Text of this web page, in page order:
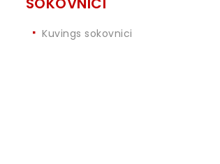
Kuvings sokovnici